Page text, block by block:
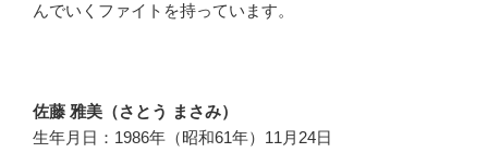
んでいくファイトを持っています。
佐藤 雅美（さとう まさみ）
生年月日：1986年（昭和61年）11月24日